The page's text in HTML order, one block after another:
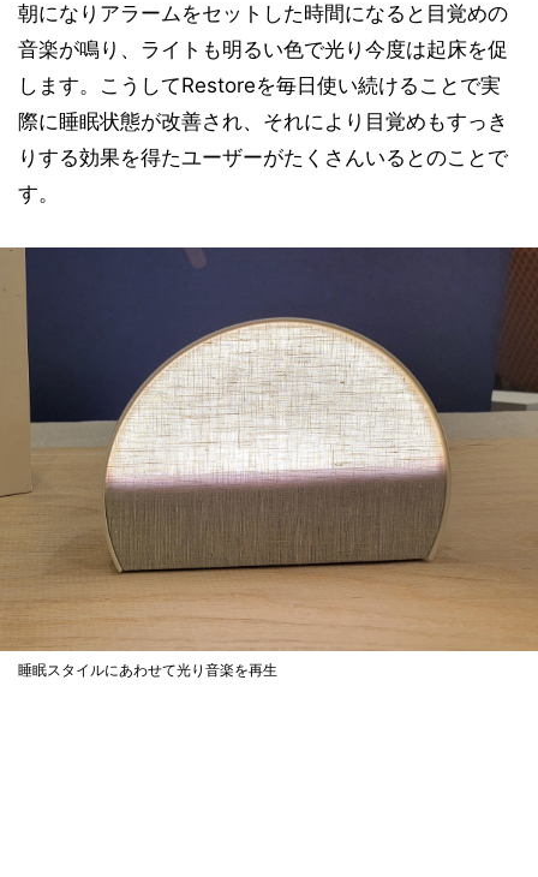
朝になりアラームをセットした時間になると目覚めの
音楽が鳴り、ライトも明るい色で光り今度は起床を促
します。こうしてRestoreを毎日使い続けることで実
際に睡眠状態が改善され、それにより目覚めもすっき
りする効果を得たユーザーがたくさんいるとのことで
す。
睡眠スタイルにあわせて光り音楽を再生